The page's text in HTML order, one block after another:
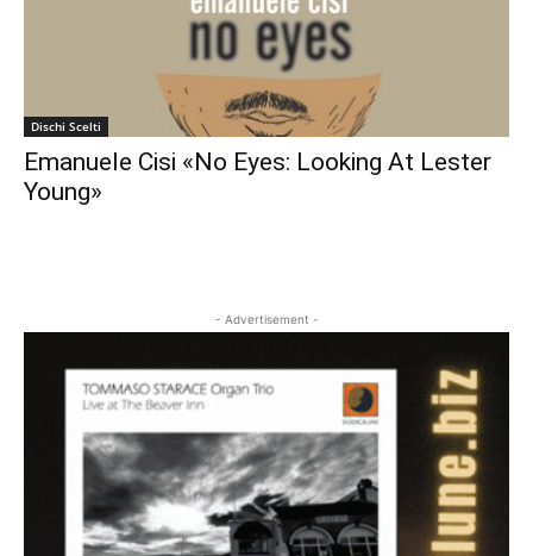
Dischi Scelti
Emanuele Cisi «No Eyes: Looking At Lester
Young»
- Advertisement -